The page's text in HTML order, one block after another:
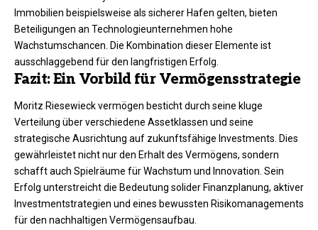
Immobilien beispielsweise als sicherer Hafen gelten, bieten
Beteiligungen an Technologieunternehmen hohe
Wachstumschancen. Die Kombination dieser Elemente ist
ausschlaggebend für den langfristigen Erfolg.
Fazit: Ein Vorbild für Vermögensstrategie
Moritz Riesewieck vermögen besticht durch seine kluge
Verteilung über verschiedene Assetklassen und seine
strategische Ausrichtung auf zukunftsfähige Investments. Dies
gewährleistet nicht nur den Erhalt des Vermögens, sondern
schafft auch Spielräume für Wachstum und Innovation. Sein
Erfolg unterstreicht die Bedeutung solider Finanzplanung, aktiver
Investmentstrategien und eines bewussten Risikomanagements
für den nachhaltigen Vermögensaufbau.